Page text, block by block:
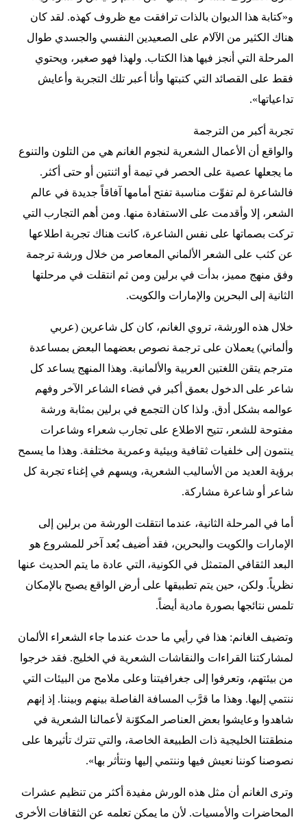
و«كتابة هذا الديوان بالذات ترافقت مع ظروف كهذه. لقد كان
هناك الكثير من الآلام على الصعيدين النفسي والجسدي طوال
المرحلة التي أنجز فيها هذا الكتاب. ولهذا فهو صغير، ويحتوي
فقط على القصائد التي كتبتها وأنا أعبر تلك التجربة وأعايش
تداعياتها».
تجربة أكبر من الترجمة
والواقع أن الأعمال الشعرية لنجوم الغانم هي من التلون والتنوع
ما يجعلها عصية على الحصر في تيمة أو اثنتين أو حتى أكثر.
فالشاعرة لم تفوِّت مناسبة تفتح أمامها آفاقاً جديدة في عالم
الشعر، إلا وأقدمت على الاستفادة منها. ومن أهم التجارب التي
تركت بصماتها على نفس الشاعرة، كانت هناك تجربة اطلاعها
عن كثب على الشعر الألماني المعاصر من خلال ورشة ترجمة
وفق منهج مميز، بدأت في برلين ومن ثم انتقلت في مرحلتها
الثانية إلى البحرين والإمارات والكويت.
خلال هذه الورشة، تروي الغانم، كان كل شاعرين (عربي
وألماني) يعملان على ترجمة نصوص بعضهما البعض بمساعدة
مترجم يتقن اللغتين العربية والألمانية. وهذا المنهج يساعد كل
شاعر على الدخول بعمق أكبر في فضاء الشاعر الآخر وفهم
عوالمه بشكل أدق. ولذا كان التجمع في برلين بمثابة ورشة
مفتوحة للشعر، تتيح الاطلاع على تجارب شعراء وشاعرات
ينتمون إلى خلفيات ثقافية وبيئية وعمرية مختلفة. وهذا ما يسمح
برؤية العديد من الأساليب الشعرية، ويسهم في إغناء تجربة كل
شاعر أو شاعرة مشاركة.
أما في المرحلة الثانية، عندما انتقلت الورشة من برلين إلى
الإمارات والكويت والبحرين، فقد أضيف بُعد آخر للمشروع هو
البعد الثقافي المتمثل في الكونية، التي عادة ما يتم الحديث عنها
نظرياً. ولكن، حين يتم تطبيقها على أرض الواقع يصبح بالإمكان
تلمس نتائجها بصورة مادية أيضاً.
وتضيف الغانم: هذا في رأيي ما حدث عندما جاء الشعراء الألمان
لمشاركتنا القراءات والنقاشات الشعرية في الخليج. فقد خرجوا
من بيئتهم، وتعرفوا إلى جغرافيتنا وعلى ملامح من البيئات التي
ننتمي إليها. وهذا ما قرَّب المسافة الفاصلة بينهم وبيننا. إذ إنهم
شاهدوا وعايشوا بعض العناصر المكوّنة لأعمالنا الشعرية في
منطقتنا الخليجية ذات الطبيعة الخاصة، والتي تترك تأثيرها على
نصوصنا كوننا نعيش فيها وننتمي إليها ونتأثر بها».
وترى الغانم أن مثل هذه الورش مفيدة أكثر من تنظيم عشرات
المحاضرات والأمسيات. لأن ما يمكن تعلمه عن الثقافات الأخرى